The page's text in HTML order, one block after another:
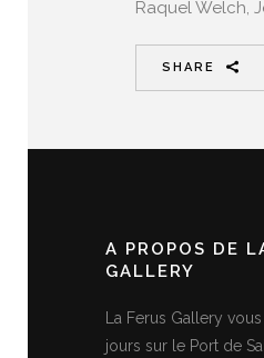
Raquel Welch,
SHARE
A PROPOS DE
GALLERY
La Ferus Gallery
jours sur le Port de